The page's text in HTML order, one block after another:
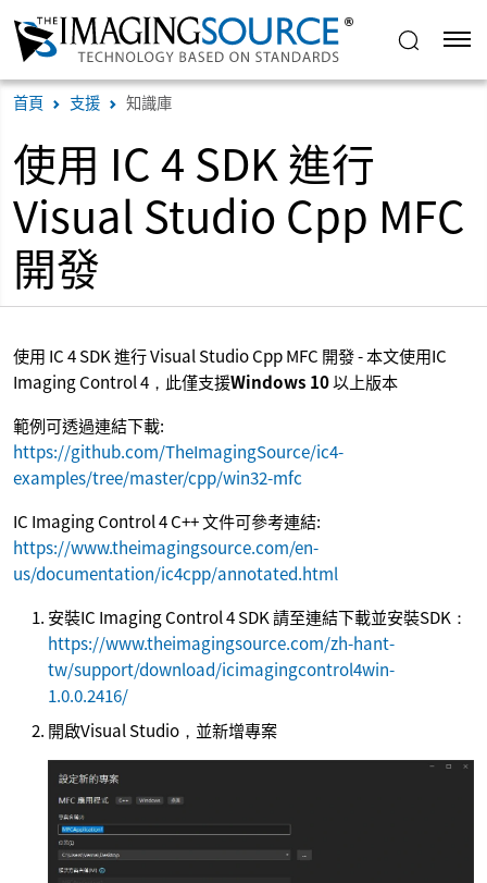
首頁 支援 知識庫
使用 IC 4 SDK 進行
Visual Studio Cpp MFC
開發
使用 IC 4 SDK 進行 Visual Studio Cpp MFC 開發 - 本文使用IC
Imaging Control 4，此僅支援Windows 10以上版本
範例可透過連結下載:
https://github.com/TheImagingSource/ic4-
examples/tree/master/cpp/win32-mfc
IC Imaging Control 4 C++ 文件可參考連結:
https://www.theimagingsource.com/en-
us/documentation/ic4cpp/annotated.html
安裝IC Imaging Control 4 SDK 請至連結下載並安裝SDK：
https://www.theimagingsource.com/zh-hant-
tw/support/download/icimagingcontrol4win-
1.0.0.2416/
開啟Visual Studio，並新增專案